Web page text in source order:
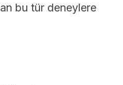
bu tür deneylere